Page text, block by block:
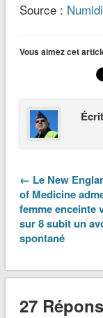
Source :
Vous aimez cet
← Le New
of Medicine
femme enceinte
sur 8 subit un
spontané
27